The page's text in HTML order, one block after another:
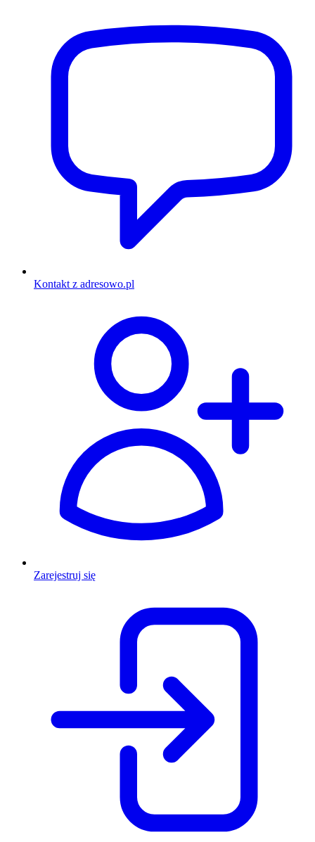
Kontakt z adresowo.pl
Zarejestruj się